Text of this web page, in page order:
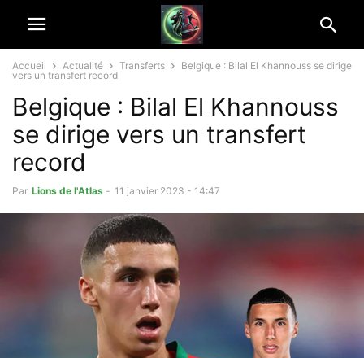
Accueil Actualité Transferts
Belgique : Bilal El Khannouss se dirige
vers un transfert record
Belgique : Bilal El Khannouss
se dirige vers un transfert
record
Par Lions de l'Atlas - 11 janvier 2023 - 14:47